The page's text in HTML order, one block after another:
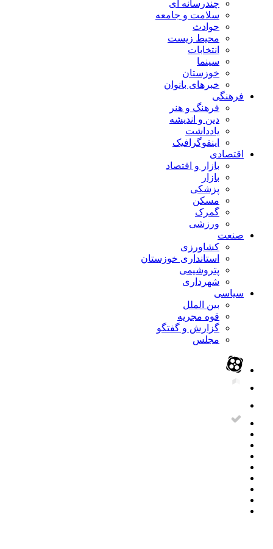
چندرسانه ای
سلامت و جامعه
حوادث
محیط زیست
انتخابات
سینما
خوزستان
خبرهای بانوان
فرهنگی
فرهنگ و هنر
دین و اندیشه
یادداشت
اینفوگرافیک
اقتصادی
بازار و اقتصاد
بازار
پزشکی
مسکن
گمرک
ورزشی
صنعت
کشاورزی
استانداری خوزستان
پتروشیمی
شهرداری
سیاسی
بین الملل
قوه مجریه
گزارش و گفتگو
مجلس